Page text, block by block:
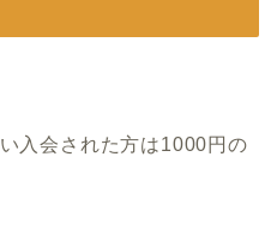
入会された方は1000 円の